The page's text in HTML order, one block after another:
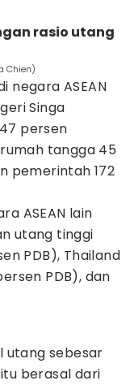
rasio utang
Chien)
negara ASEAN
Singa
persen
tangga 45
pemerintah 172
ASEAN lain
utang tinggi
PDB), Thailand
PDB), dan
sebesar
berasal dari